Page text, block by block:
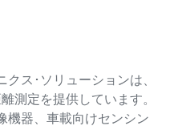
ス･ソリューションは、
測定を提供しています。
機器、車載向けセンシン